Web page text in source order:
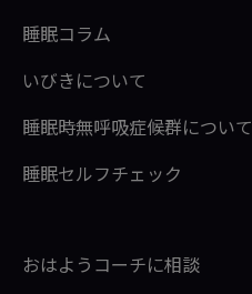
睡眠コラム
いびきについて
睡眠時無呼吸症候群について
睡眠セルフチェック
おはようコーチに相談